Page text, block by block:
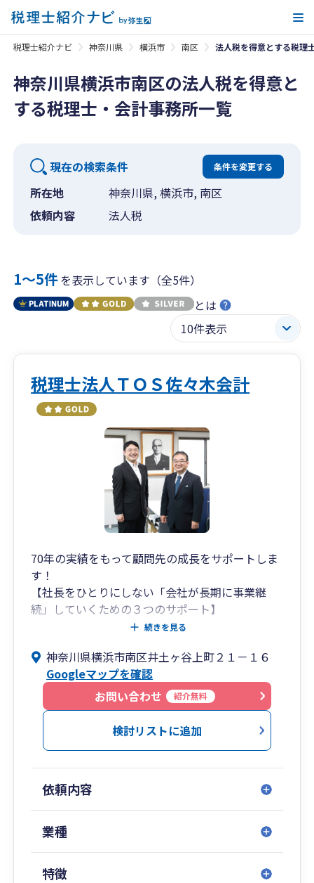
税理士紹介ナビ 神奈川県 横浜市 南区 法人税を得意とする税理
神奈川県横浜市南区の法人税を得意と
する税理士・会計事務所一覧
現在の検索条件 条件を変更する
所在地
神奈川県, 横浜市, 南区
依頼内容
法人税
1〜5件を表示しています（全5件）
とは
税理士法人ＴＯＳ佐々木会計
70年の実績をもって顧問先の成長をサポートしま
す！
【社長をひとりにしない「会社が長期に事業継
続」していくための３つのサポート】
り・事業承継をサポートしてきました。
会社が次の一歩を踏み出すために全力でサポート
し、社長が本業に集中できる環境を作ります。
〇平均年齢が60代の税理士業界の中で、副所長が
がこれからの経営をお手伝いします。
〇会計・経理・税金・経営の分からないをなくす
続きを見る
神奈川県横浜市南区井土ヶ谷上町２１－１６
Googleマップを確認
お問い合わせ
紹介無料
検討リストに追加
依頼内容
業種
特徴